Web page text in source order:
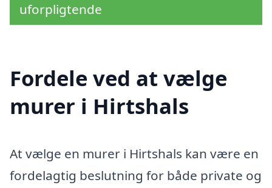
uforpligtende
Fordele ved at vælge
murer i Hirtshals
At vælge en murer i Hirtshals kan være en
fordelagtig beslutning for både private og